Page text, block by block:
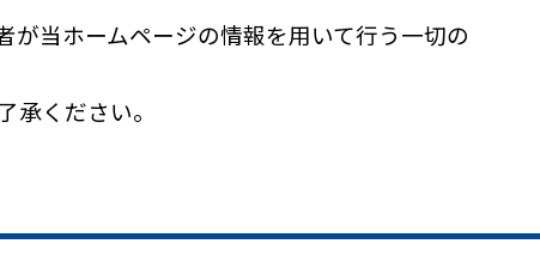
当ホームページの情報を用いて行う一切の
ください。